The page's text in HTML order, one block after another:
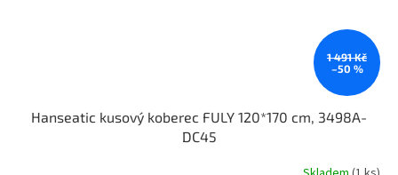
1 491 Kč
–50 %
Hanseatic kusový koberec FULY 120*170 cm, 3498A-
DC45